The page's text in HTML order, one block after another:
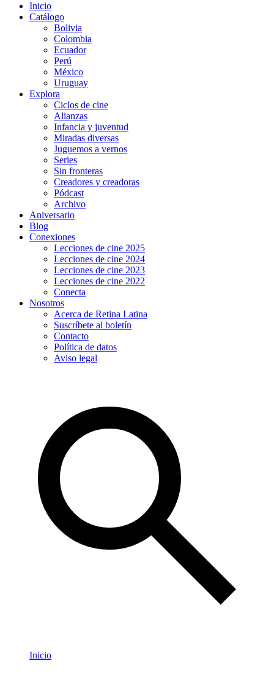
Inicio
Catálogo
Bolivia
Colombia
Ecuador
Perú
México
Uruguay
Explora
Ciclos de cine
Alianzas
Infancia y juventud
Miradas diversas
Juguemos a vernos
Series
Sin fronteras
Creadores y creadoras
Pódcast
Archivo
Aniversario
Blog
Conexiones
Lecciones de cine 2025
Lecciones de cine 2024
Lecciones de cine 2023
Lecciones de cine 2022
Conecta
Nosotros
Acerca de Retina Latina
Suscríbete al boletín
Contacto
Política de datos
Aviso legal
Inicio